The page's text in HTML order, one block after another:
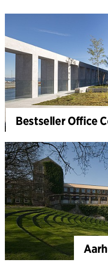
Bestseller Office